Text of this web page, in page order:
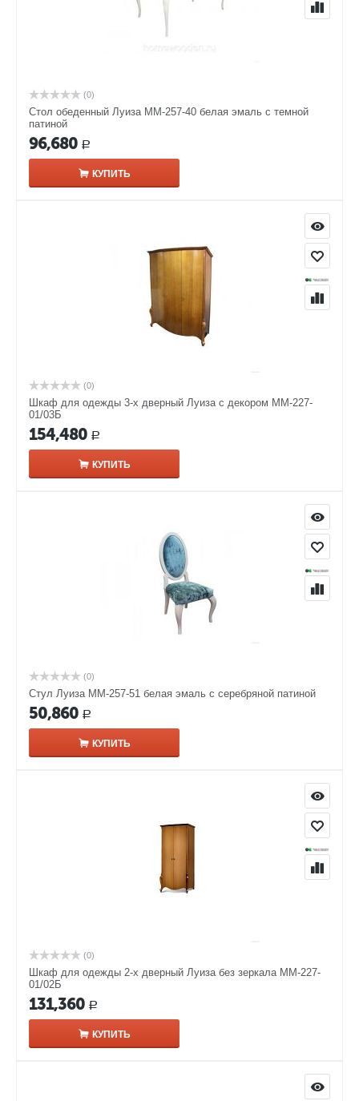
(0)
Стол обеденный Луиза ММ-257-40 белая эмаль с темной
патиной
96,680 Р
КУПИТЬ
(0)
Шкаф для одежды 3-х дверный Луиза с декором ММ-227-
01/03Б
154,480 Р
КУПИТЬ
(0)
Стул Луиза ММ-257-51 белая эмаль с серебряной патиной
50,860 Р
КУПИТЬ
(0)
Шкаф для одежды 2-х дверный Луиза без зеркала ММ-227-
01/02Б
131,360 Р
КУПИТЬ